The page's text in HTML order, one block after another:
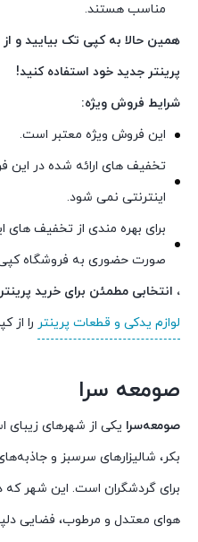
مناسب هستند.
همین حالا به کپی تک بیایید و
پرینتر جدید خود استفاده کنید!
شرایط فروش ویژه:
این فروش ویژه معتبر است.
تخفیف های ارائه شده در این
اینترنتی نمی شود.
برای بهره مندی از تخفیف های
صورت حضوری به فروشگاه
، انتخابی مطمئن برای خرید
لوازم یدکی و قطعات پرینتر را از
صومعه سرا
صومعه‌سرا یکی از شهرهای
بکر، شالیزارهای سرسبز و
برای گردشگران است. این شهر که
هوای معتدل و مرطوب، فضایی